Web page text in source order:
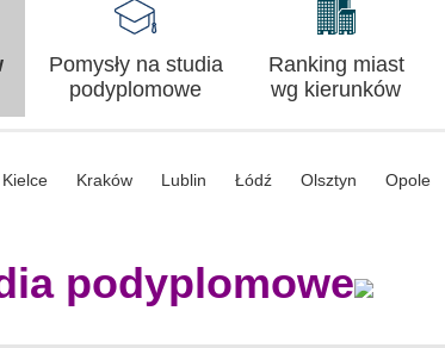
Pomysły na studia
podyplomowe
Ranking miast
wg kierunków
Kielce Kraków Lublin Łódź Olsztyn Opole
podyplomowe